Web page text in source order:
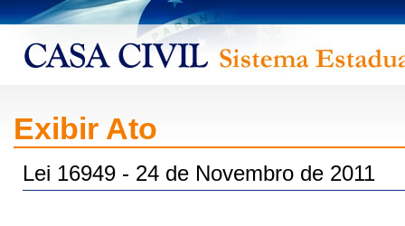
Exibir Ato
Lei 16949 - 24 de Novembro de 2011